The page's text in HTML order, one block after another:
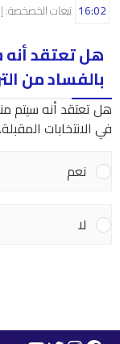
تبعات الخصخصة: 16:02
هل تعتقد
بالفساد من
هل تعتقد أنه سيتم
في الانتخابات
نعم
لا